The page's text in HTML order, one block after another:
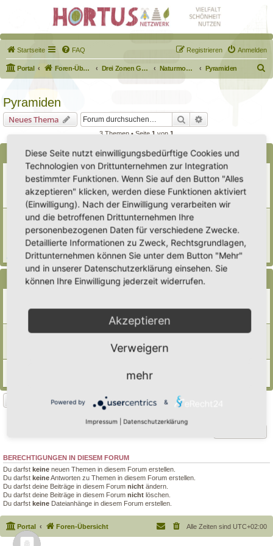
Startseite FAQ Anmelden
Registrieren
Portal Foren-Übersicht Drei Zonen Garten Naturmodule & kleine Biotope Pyramiden
u
Pyramiden
Neues Thema Suche
3 Themen • Seite1von1
Bekanntmachungen
Erweiterung der Kriterien zur Eintragung eines Hortus
Letzter Beitrag vonHeike Ehrle« Di 29. Jul 2025, 17:08
Verfasst inAnkündigungen & Fragen zum Forum
Antworten:3
[Bitte lesen] Wie funktioniert die Eintragung Eurer
Gartenprojekte
Letzter Beitrag von
Verfasst in Eingetragener Hortus - Mein Hortus und ich!
Antworten:1
Themen
Letzter Beitrag vonPoco Loco«Do 13. Nov 2025, 22:02
Pyramide als Blindschleichenhotel?
« Di 11. Jul 2023, 06:41
SchwurbelfreierGarten
Neues Thema
3 Themen • Seite
BERECHTIGUNGEN IN DIESEM FORUM
Du darfst keine neuen Themen in diesem Forum erstellen.
Du darfst keineAntworten zu Themen in diesem Forum erstellen.
Du darfst deine Beiträge in diesem Forum nicht ändern.
Du darfst deine Beiträge in diesem Forum nicht löschen.
Du darfst keine Dateianhänge in diesem Forum erstellen.
Portal Foren-Übersicht Alle Zeiten sind UTC+02:00
Diese Seite nutzt einwilligungsbedürftige Cookies und
Technologien von Drittunternehmen zur Integration
bestimmter Funktionen. Wenn Sie auf den Button "Alles
akzeptieren" klicken, werden diese Funktionen aktiviert
(Einwilligung). Nach der Einwilligung verarbeiten wir
und die betroffenen Drittunternehmen Ihre
personenbezogenen Daten für verschiedene Zwecke.
Detaillierte Informationen zu Zweck, Rechtsgrundlagen,
Drittunternehmen können Sie unter dem Button "Mehr"
und in unserer Datenschutzerklärung einsehen. Sie
können Ihre Einwilligung jederzeit widerrufen.
Akzeptieren
Verweigern
mehr
Powered by &
Impressum Datenschutzerklärung